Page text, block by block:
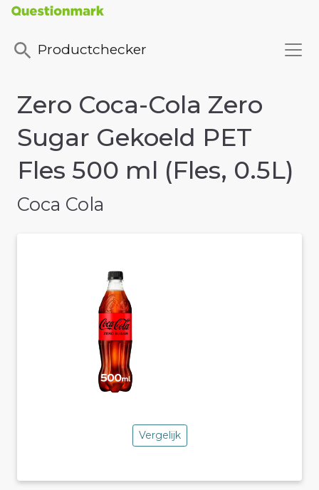
Productchecker
Zero Coca-Cola Zero
Sugar Gekoeld PET
Fles 500 ml (Fles, 0.5L)
Coca Cola
Vergelijk